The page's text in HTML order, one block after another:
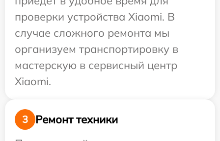
проверки устройства Xiaomi. В
случае сложного ремонта мы
организуем транспортировку в
мастерскую в сервисный центр
Xiaomi.
3
Ремонт техники